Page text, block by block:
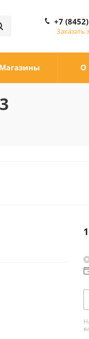
+7
Заказать
Магазины О